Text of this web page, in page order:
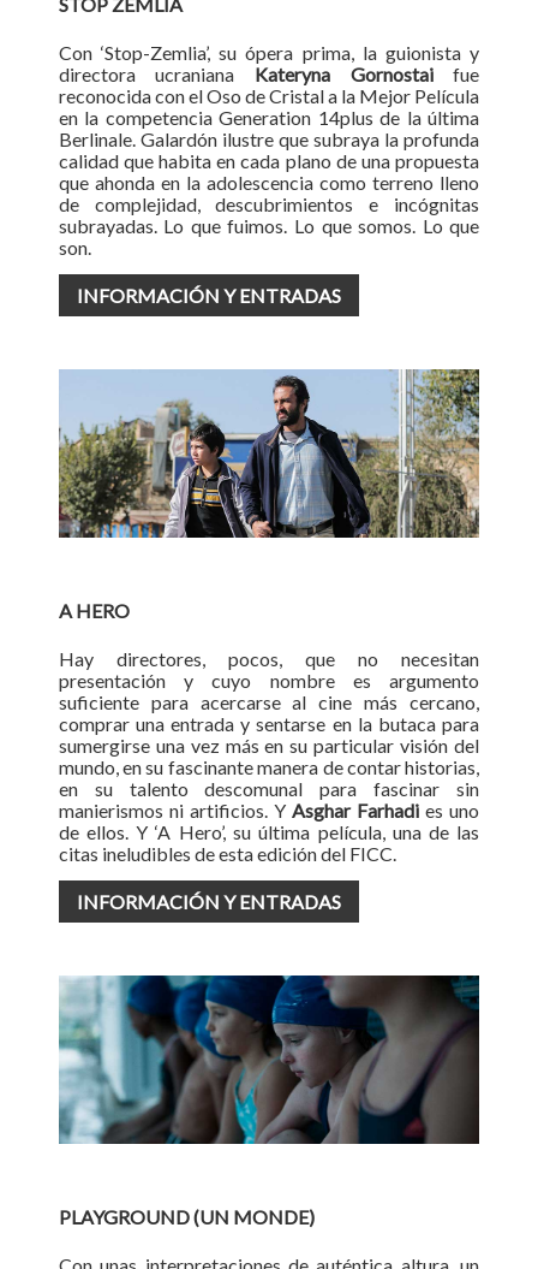
STOP ZEMLIA
Con ‘Stop-Zemlia’, su ópera prima, la guionista y
directora ucraniana Kateryna Gornostaifue
reconocida con el Oso de Cristal a la Mejor Película
en la competencia Generation 14plus de la última
Berlinale. Galardón ilustre que subraya la profunda
calidad que habita en cada plano de una propuesta
que ahonda en la adolescencia como terreno lleno
de complejidad, descubrimientos e incógnitas
subrayadas. Lo que fuimos. Lo que somos. Lo que
son.
INFORMACIÓN Y ENTRADAS
A HERO
Hay directores, pocos, que no necesitan
presentación y cuyo nombre es argumento
suficiente para acercarse al cine más cercano,
comprar una entrada y sentarse en la butaca para
sumergirse una vez más en su particular visión del
mundo, en su fascinante manera de contar historias,
en su talento descomunal para fascinar sin
manierismos ni artificios. YAsghar Farhadi es uno
de ellos. Y ‘A Hero’, su última película, una de las
citas ineludibles de esta edición del FICC.
INFORMACIÓN Y ENTRADAS
PLAYGROUND (UN MONDE)